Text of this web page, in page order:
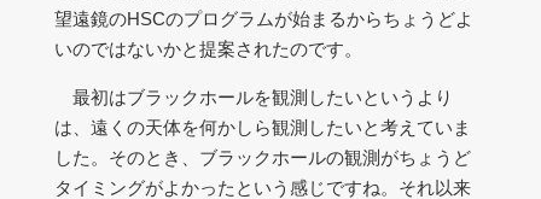
望遠鏡のHSCのプログラムが始まるからちょうどよ
いのではないかと提案されたのです。
最初はブラックホールを観測したいというより
は、遠くの天体を何かしら観測したいと考えていま
した。そのとき、ブラックホールの観測がちょうど
タイミングがよかったという感じですね。それ以来